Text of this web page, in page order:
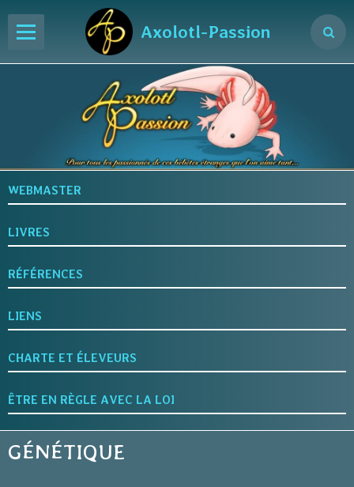
Axolotl-Passion
Accidents
Maladies
Pharmacie
Quiz
Contact
GÉNÉTIQUE
WEBMASTER
LIVRES
RÉFÉRENCES
LIENS
CHARTE ET ÉLEVEURS
ÊTRE EN RÈGLE AVEC LA LOI